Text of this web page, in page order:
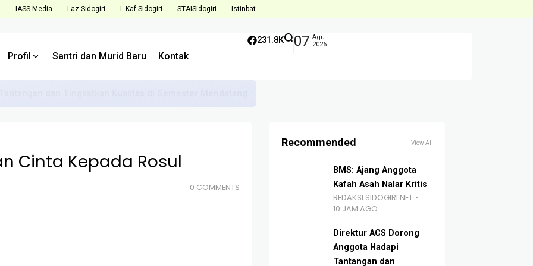
IASS Media Laz Sidogiri L-Kaf Sidogiri STAISidogiri Istinbat
Profil Santri dan Murid Baru Kontak
231.8K 07 Agu
2026
Cinta Kepada Rosul
0 COMMENTS
Recommended View All
BMS: Ajang Anggota
Kafah Asah Nalar Kritis
REDAKSI SIDOGIRI.NET
10 JAM AGO
Direktur ACS Dorong
Anggota Hadapi
Tantangan dan